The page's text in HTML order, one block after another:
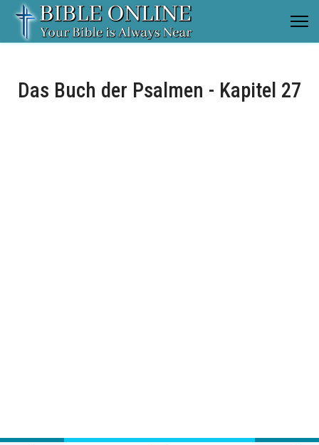
Das Buch der Psalmen - Kapitel 27